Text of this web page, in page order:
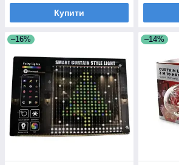
Купити
–16% –14%